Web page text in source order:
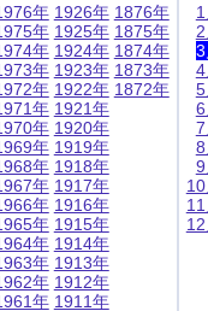
年
年
年
年
年
年
年
年
年
年
年
年
年
年
年
年
1926年
1925年
1924年
1923年
1922年
1921年
1920年
1919年
1918年
1917年
1916年
1915年
1914年
1913年
1912年
1911年
1876年
1875年
1874年
1873年
1872年